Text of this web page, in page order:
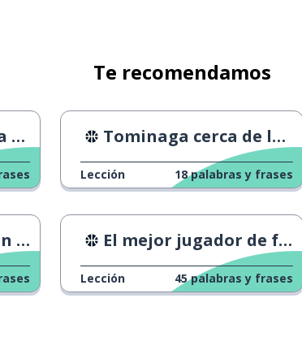
Te recomendamos
Tominaga cerca de la NBA
Lección 18 palabras y frases
El mejor jugador de fútbol de Japón
Lección 45 palabras y frases